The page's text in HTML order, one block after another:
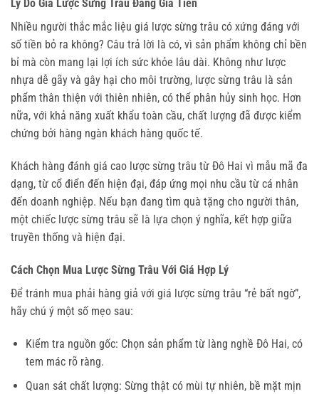
Lý Do Giá Lược Sừng Trâu Đáng Giá Tiền
Nhiều người thắc mắc liệu giá lược sừng trâu có xứng đáng với
số tiền bỏ ra không? Câu trả lời là có, vì sản phẩm không chỉ bền
bỉ mà còn mang lại lợi ích sức khỏe lâu dài. Không như lược
nhựa dễ gãy và gây hại cho môi trường, lược sừng trâu là sản
phẩm thân thiện với thiên nhiên, có thể phân hủy sinh học. Hơn
nữa, với khả năng xuất khẩu toàn cầu, chất lượng đã được kiểm
chứng bởi hàng ngàn khách hàng quốc tế.
Khách hàng đánh giá cao lược sừng trâu từ Đô Hai vì mẫu mã đa
dạng, từ cổ điển đến hiện đại, đáp ứng mọi nhu cầu từ cá nhân
đến doanh nghiệp. Nếu bạn đang tìm quà tặng cho người thân,
một chiếc lược sừng trâu sẽ là lựa chọn ý nghĩa, kết hợp giữa
truyền thống và hiện đại.
Cách Chọn Mua Lược Sừng Trâu Với Giá Hợp Lý
Để tránh mua phải hàng giả với giá lược sừng trâu “rẻ bất ngờ”,
hãy chú ý một số mẹo sau:
Kiểm tra nguồn gốc: Chọn sản phẩm từ làng nghề Đô Hai, có
tem mác rõ ràng.
Quan sát chất lượng: Sừng thật có mùi tự nhiên, bề mặt mịn